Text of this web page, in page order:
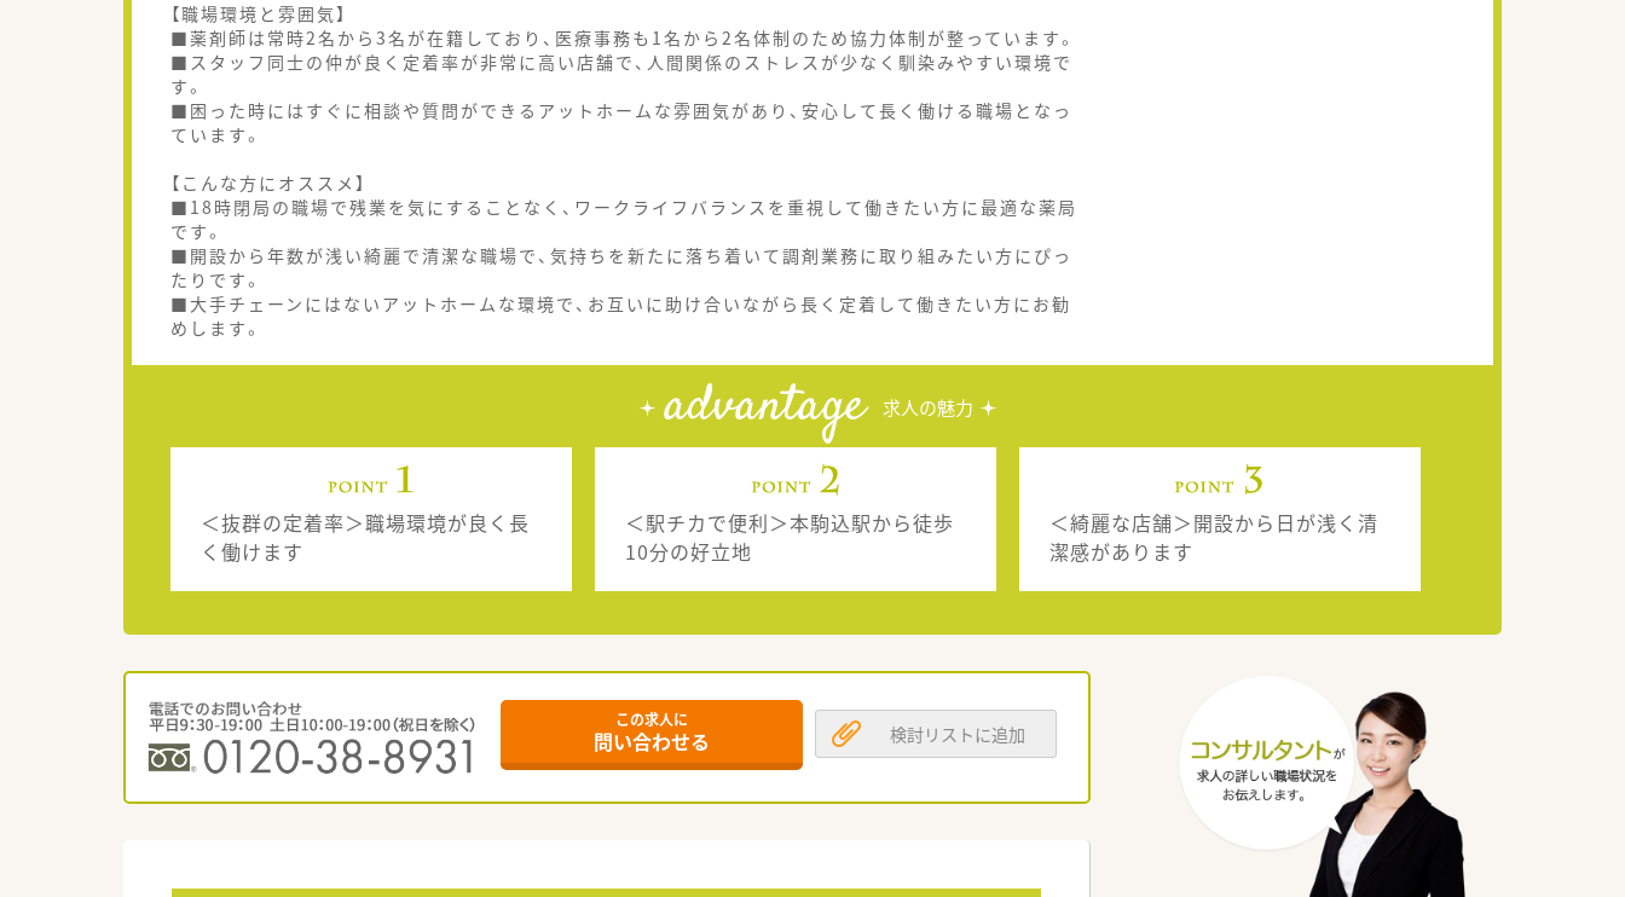
【職場環境と雰囲気】
■薬剤師は常時2名から3名が在籍しており、医療事務も1名から2名体制のため協力体制が整っています。
■スタッフ同士の仲が良く定着率が非常に高い店舗で、人間関係のストレスが少なく馴染みやすい環境で
す。
■困った時にはすぐに相談や質問ができるアットホームな雰囲気があり、安心して長く働ける職場となっ
ています。
【こんな方にオススメ】
■18時閉局の職場で残業を気にすることなく、ワークライフバランスを重視して働きたい方に最適な薬局
です。
■開設から年数が浅い綺麗で清潔な職場で、気持ちを新たに落ち着いて調剤業務に取り組みたい方にぴっ
たりです。
■大手チェーンにはないアットホームな環境で、お互いに助け合いながら長く定着して働きたい方にお勧
めします。
advantage 求人の魅力
＜抜群の定着率＞職場環境が良く長
く働けます
＜駅チカで便利＞本駒込駅から徒歩
10分の好立地
＜綺麗な店舗＞開設から日が浅く清
潔感があります
この求人に
問い合わせる 検討リストに追加